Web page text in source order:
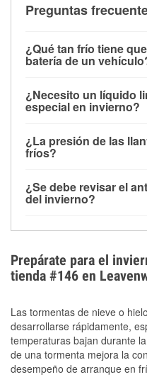
Preguntas
¿Qué tan frío tiene
batería de un
debajo de los 32 °F y
su potencia de arranque
arranque.
¿Necesito un líquido
especial en invierno?
la congelación y ayuda
derretida en la
¿La presión de las
fríos?
alrededor de 1 PSI por
temperatura. Puedes
¿Se debe revisar el
del invierno?
el sobrecalentamiento
extremo. Aprende
anticongelante en
Prepárate para el
tienda #146 en
Las tormentas de nieve o
desarrollarse rápidamente,
temperaturas bajan durante
de una tormenta mejora la
desempeño de arranque en